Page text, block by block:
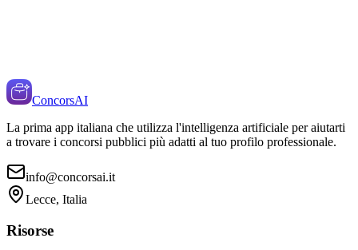
ConcorsAI
La prima app italiana che utilizza l'intelligenza artificiale per aiutarti
a trovare i concorsi pubblici più adatti al tuo profilo professionale.
info@concorsai.it
Lecce, Italia
Risorse